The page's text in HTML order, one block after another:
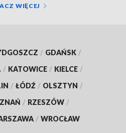
WIĘCEJ
/ GDAŃSK /
/ KATOWICE / KIELCE /
/ ŁÓDŹ / OLSZTYN /
/ RZESZÓW /
/ WROCŁAW